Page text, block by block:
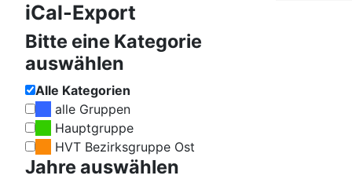
iCal-Export
Bitte eine Kategorie
auswählen
Alle Kategorien
alle Gruppen
Hauptgruppe
HVT Bezirksgruppe Ost
Jahre auswählen